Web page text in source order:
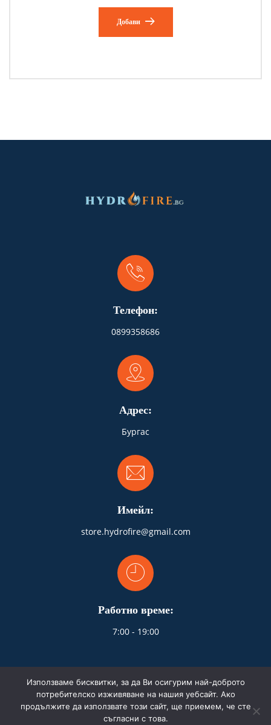
Добави
Телефон:
0899358686
Адрес:
Бургас
Имейл:
store.hydrofire@gmail.com
Работно време:
7:00 - 19:00
© 2026 HydroFire.bg. Всички права запазени.
Използваме бисквитки, за да Ви осигурим най-доброто
потребителско изживяване на нашия уебсайт. Ако
продължите да използвате този сайт, ще приемем, че сте
съгласни с това.